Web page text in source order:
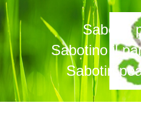
Sabotin
Sabotino il
Sabotin